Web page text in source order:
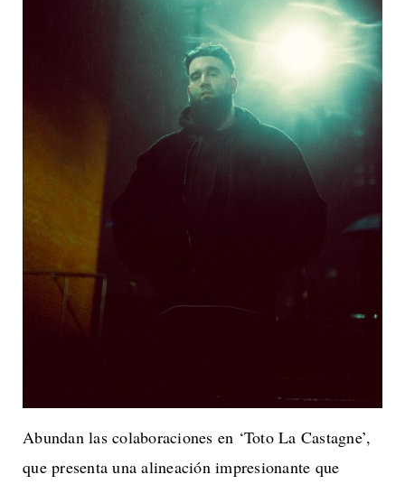
Abundan las colaboraciones en ‘Toto La Castagne’,
que presenta una alineación impresionante que